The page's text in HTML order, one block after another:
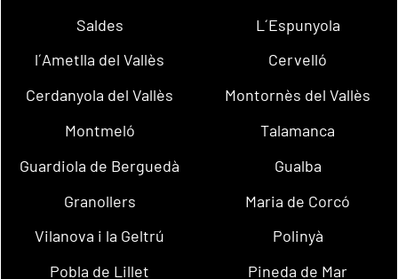
Saldes
L´Espunyola
l´Ametlla del Vallès
Cervelló
Cerdanyola del Vallès
Montornès del Vallès
Montmeló
Talamanca
Guardiola de Berguedà
Gualba
Granollers
Maria de Corcó
Vilanova i la Geltrú
Polinyà
Pobla de Lillet
Pineda de Mar